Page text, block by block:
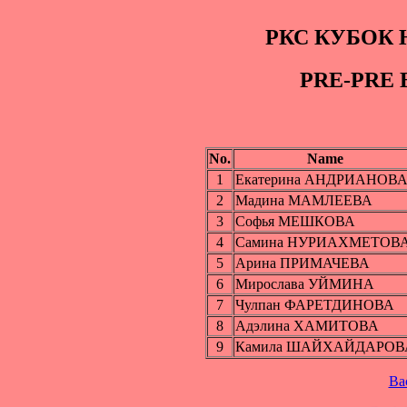
РКС КУБОК
PRE-PRE
No.
Name
1
Екатерина АНДРИАНОВА
2
Мадина МАМЛЕЕВА
3
Софья МЕШКОВА
4
Самина
5
Арина ПРИМАЧЕВА
6
Мирослава УЙМИНА
7
Чулпан ФАРЕТДИНОВА
8
Адэлина ХАМИТОВА
9
Камила